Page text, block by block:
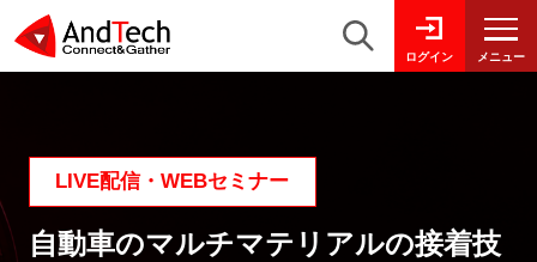
ログイン メニュー
LIVE配信・WEBセミナー
自動車のマルチマテリアルの接着技